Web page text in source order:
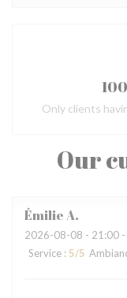
Our
ÉmilieA
2026-08-08 - 21:00 -
Service : 5/5
Only clients